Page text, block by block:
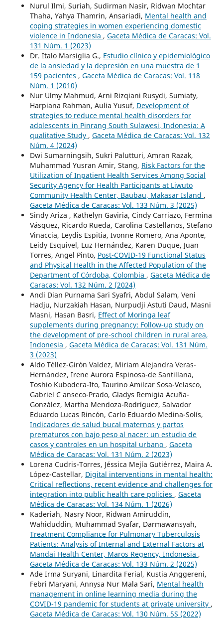
Nurul Ilmi, Suriah, Sudirman Nasir, Ridwan Mochtar
Thaha, Yahya Thamrin, Ansariadi, Mental health and
coping strategies in women experiencing domestic
violence in Indonesia , Gaceta Médica de Caracas: Vol.
131 Núm. 1 (2023)
Dr. Italo Marsiglia G., Estudio clínico y epidemiológico
de la ansiedad y la depresión en una muestra de 1
159 pacientes , Gaceta Médica de Caracas: Vol. 118
Núm. 1 (2010)
Nur Ulmy Mahmud, Arni Rizqiani Rusydi, Sumiaty,
Harpiana Rahman, Aulia Yusuf, Development of
strategies to reduce mental health disorders for
adolescents in Pinrang South Sulawesi, Indonesia: A
qualitative Study , Gaceta Médica de Caracas: Vol. 132
Núm. 4 (2024)
Dwi Sumarningsih, Sukri Palutturi, Amran Razak,
Muhammad Yusran Amir, Stang, Risk Factors for the
Utilization of Inpatient Health Services Among Social
Security Agency for Health Participants at Liwuto
Community Health Center, Baubau, Makasar Island ,
Gaceta Médica de Caracas: Vol. 133 Núm. 3 (2025)
Sindy Ariza , Kathelyn Gaviria, Cindy Carriazo, Fermina
Vásquez, Ricardo Rueda, Carolina Castellanos, Stefano
Vinaccia, Leydis Espitia, Ivonne Romero, Ana Aponte,
Leidy Esquivel, Luz Hernández, Karen Duque, Juan
Torres, Angel Pinto, Post-COVID-19 Functional Status
and Physical Health in the Affected Population of the
Department of Córdoba, Colombia , Gaceta Médica de
Caracas: Vol. 132 Núm. 2 (2024)
Andi Dian Purnama Sari Syafri, Abdul Salam, Veni
Hadju, Nurzakiah Hasan, Nurpudji Astuti Daud, Masni
Masni, Hasan Basri, Effect of Moringa leaf
supplements during pregnancy: Follow-up study on
the development of pre-school children in rural area,
Indonesia , Gaceta Médica de Caracas: Vol. 131 Núm.
3 (2023)
Aldo Téllez-Girón Valdez, Miriam Alejandra Veras-
Hernández, Irene Aurora Espinosa-de Santillana,
Toshio Kubodera-Ito, Taurino Amilcar Sosa-Velasco,
Gabriel C anseco-Prado, Gladys Remigia Acuña-
González, Martha Mendoza-Rodríguez, Salvador
Eduardo Lucas Rincón, Carlo Eduardo Medina-Solís,
Indicadores de salud bucal maternos y partos
prematuros con bajo peso al nacer: un estudio de
casos y controles en un hospital urbano , Gaceta
Médica de Caracas: Vol. 131 Núm. 2 (2023)
Lorena Cudris-Torres, Jéssica Mejía Gutiérrez, Maira A.
López-Castellar, Digital interventions in mental health:
Critical reflections, recent evidence and challenges for
integration into public health care policies , Gaceta
Médica de Caracas: Vol. 134 Núm. 1 (2026)
Kaderiah, Nasry Noor, Ridwan Amiruddin,
Wahiduddin, Muhammad Syafar, Darmawansyah,
Treatment Compliance for Pulmonary Tuberculosis
Patients: Analysis of Internal and External Factors at
Mandai Health Center, Maros Regency, Indonesia ,
Gaceta Médica de Caracas: Vol. 133 Núm. 2 (2025)
Ade Irma Suryani, Linardita Ferial, Kustia Anggereni,
Febri Maryani, Annysa Nur Mala Sari, Mental health
management in online learning media during the
COVID-19 pandemic for students at private university ,
Gaceta Médica de Caracas: Vol. 130 Núm. 5S (2022)